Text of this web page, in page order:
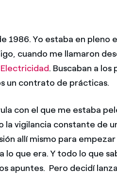
1986. Yo estaba en pleno
cuando me llamaron
. Buscaban a
un contrato de prácticas.
con el que me estaba
la vigilancia constante de
allí mismo para empezar
lo que era. Y todo lo que
apuntes. Pero decidí